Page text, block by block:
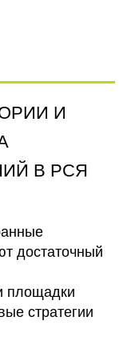
И
В РСЯ
достаточный
площадки
стратегии